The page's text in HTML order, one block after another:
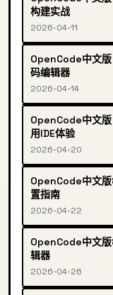
构建实战
2026-04-11
OpenCode中文
码编辑器
2026-04-14
OpenCode中文
用IDE体验
2026-04-20
OpenCode中文
置指南
2026-04-22
OpenCode中文
辑器
2026-04-26